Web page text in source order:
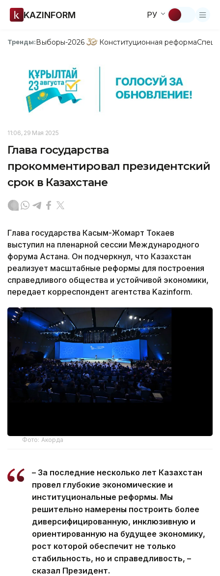
KAZINFORM РУ
Тренды:Выборы-2026 Конституционная реформа
11:06, 29 Мая 2025
Глава государства
прокомментировал президентский
срок в Казахстане
Глава государства Касым-Жомарт Токаев
выступил на пленарной сессии Международного
форума Астана. Он подчеркнул, что Казахстан
реализует масштабные реформы для построения
справедливого общества и устойчивой экономики,
передает корреспондент агентства Kazinform.
Фото: Акорда
– За последние несколько лет Казахстан
провел глубокие экономические и
институциональные реформы. Мы
решительно намерены построить более
диверсифицированную, инклюзивную и
ориентированную на будущее экономику,
рост которой обеспечит не только
стабильность, но и справедливость, –
сказал Президент.